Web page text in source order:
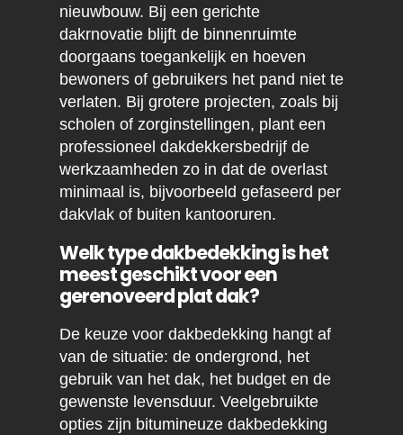
nieuwbouw. Bij een gerichte
dakrnovatie blijft de binnenruimte
doorgaans toegankelijk en hoeven
bewoners of gebruikers het pand niet te
verlaten. Bij grotere projecten, zoals bij
scholen of zorginstellingen, plant een
professioneel dakdekkersbedrijf de
werkzaamheden zo in dat de overlast
minimaal is, bijvoorbeeld gefaseerd per
dakvlak of buiten kantooruren.
Welk type dakbedekking is het
meest geschikt voor een
gerenoveerd plat dak?
De keuze voor dakbedekking hangt af
van de situatie: de ondergrond, het
gebruik van het dak, het budget en de
gewenste levensduur. Veelgebruikte
opties zijn bitumineuze dakbedekking